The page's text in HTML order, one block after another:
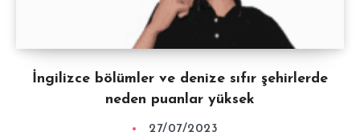
İngilizce bölümler ve denize sıfır şehirlerde
neden puanlar yüksek
27/07/2023